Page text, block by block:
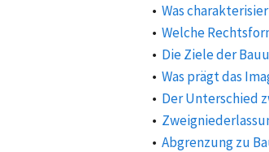
Was
Welche
Die Ziele der
Was prägt das
Der Unterschied
Abgrenzung zu